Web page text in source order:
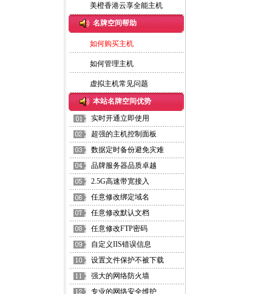
美橙香港云享全能主机
名牌空间帮助
如何购买主机
如何管理主机
虚拟主机常见问题
本站名牌空间优势
实时开通立即使用
超强的主机控制面板
数据定时备份避免灾难
品牌服务器品质卓越
2.5G高速带宽接入
任意修改绑定域名
任意修改默认文档
任意修改FTP密码
自定义IIS错误信息
设置文件保护不被下载
强大的网络防火墙
专业的网络安全维护